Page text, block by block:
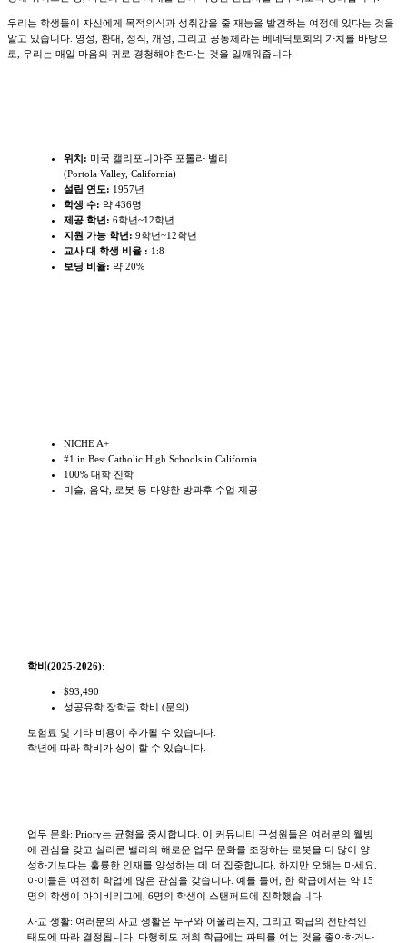
우리는 학생들이 자신에게 목적의식과 성취감을 줄 재능을 발견하는 여정에 있다는 것을
알고 있습니다. 영성, 환대, 정직, 개성, 그리고 공동체라는 베네딕토회의 가치를 바탕으
로, 우리는 매일 마음의 귀로 경청해야 한다는 것을 일깨워줍니다.
위치: 미국 캘리포니아주 포톨라 밸리
(Portola Valley, California)
설립 연도: 1957년
학생 수: 약 436명
제공 학년:6학년~12학년
지원 가능 학년:9학년~12학년
교사 대 학생 비율 : 1:8
보딩 비율: 약 20%
NICHE A+
#1 in Best Catholic High Schools in California
100% 대학 진학
미술, 음악, 로봇 등 다양한 방과후 수업 제공
학비(2025-2026):
$93,490
성공유학 장학금 학비 (문의)
보험료 및 기타 비용이 추가될 수 있습니다.
학년에 따라 학비가 상이 할 수 있습니다.
업무 문화: Priory는 균형을 중시합니다. 이 커뮤니티 구성원들은 여러분의 웰빙
에 관심을 갖고 실리콘 밸리의 해로운 업무 문화를 조장하는 로봇을 더 많이 양
성하기보다는 훌륭한 인재를 양성하는 데 더 집중합니다. 하지만 오해는 마세요.
아이들은 여전히 ​​학업에 많은 관심을 갖습니다. 예를 들어, 한 학급에서는 약 15
명의 학생이 아이비리그에, 6명의 학생이 스탠퍼드에 진학했습니다.
사교 생활: 여러분의 사교 생활은 누구와 어울리는지, 그리고 학급의 전반적인
태도에 따라 결정됩니다. 다행히도 저희 학급에는 파티를 여는 것을 좋아하거나